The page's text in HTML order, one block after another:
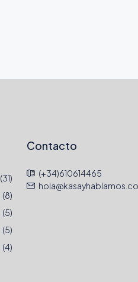
(31)
(8)
(5)
(5)
(4)
Contacto
(+34)610614465